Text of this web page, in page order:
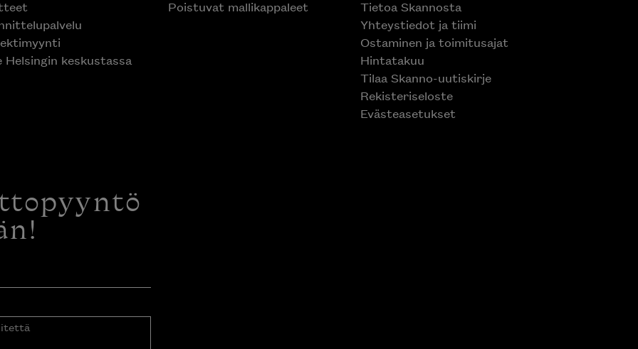
Helsingin keskustassa
Poistuvat mallikappaleet
Tietoa Skannosta
Yhteystiedot ja tiimi
Ostaminen ja toimitusajat
Hintatakuu
Tilaa Skanno-uutiskirje
Rekisteriseloste
Evästeasetukset